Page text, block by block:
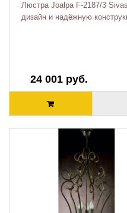
Люстра Joalpa F-2187/3
дизайн и надёжную
24 001 руб.